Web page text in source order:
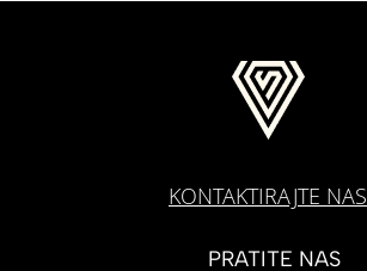
KONTAKTIRAJTE NAS
PRATITE NAS